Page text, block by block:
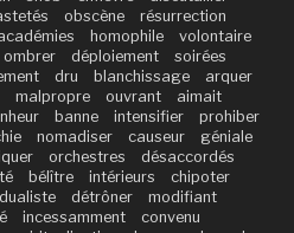
obscène
résurrection
homophile
volontaire
ombrer déploiement
soirées
dru blanchissage
arquer
malpropre ouvrant
aimait
banne intensifier
prohiber
nomadiser causeur
géniale
orchestres
désaccordés
bélître intérieurs
chipoter
détrôner
modifiant
incessamment
convenu